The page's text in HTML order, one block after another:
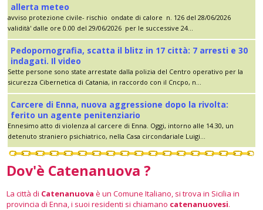
allerta meteo
avviso protezione civile- rischio ondate di calore n. 126 del 28/06/2026
validità' dalle ore 0.00 del 29/06/2026 per le successive 24...
Pedopornografia, scatta il blitz in 17 città: 7 arresti e 30
indagati. Il video
Sette persone sono state arrestate dalla polizia del Centro operativo per la
sicurezza Cibernetica di Catania, in raccordo con il Cncpo, n...
Carcere di Enna, nuova aggressione dopo la rivolta:
ferito un agente penitenziario
Ennesimo atto di violenza al carcere di Enna. Oggi, intorno alle 14.30, un
detenuto straniero psichiatrico, nella Casa circondariale Luigi...
Dov'è Catenanuova ?
La città di Catenanuova è un Comune Italiano, si trova in Sicilia in
provincia di Enna, i suoi residenti si chiamano catenanuovesi.